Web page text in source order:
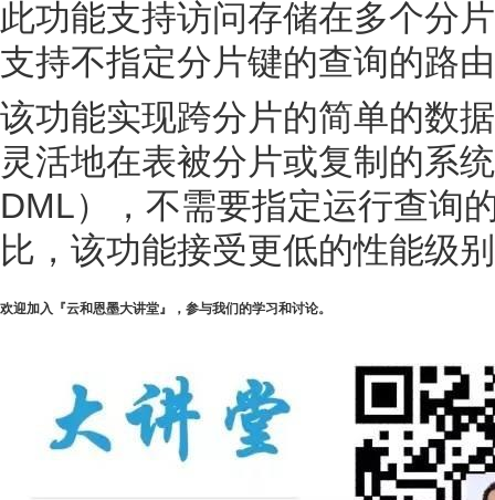
此功能支持访问存储在多个分
支持不指定分片键的查询的路
该功能实现跨分片的简单的数
灵活地在表被分片或复制的系
DML），不需要指定运行查询
比，该功能接受更低的性能级
欢迎加入『云和恩墨大讲堂』，参与我们的学习和讨论。